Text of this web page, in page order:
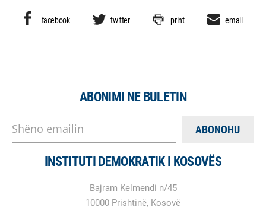
facebook twitter print email
ABONIMI NE BULETIN
Shëno emailin
INSTITUTI DEMOKRATIK I KOSOVËS
Bajram Kelmendi n/45
10000 Prishtinë, Kosovë